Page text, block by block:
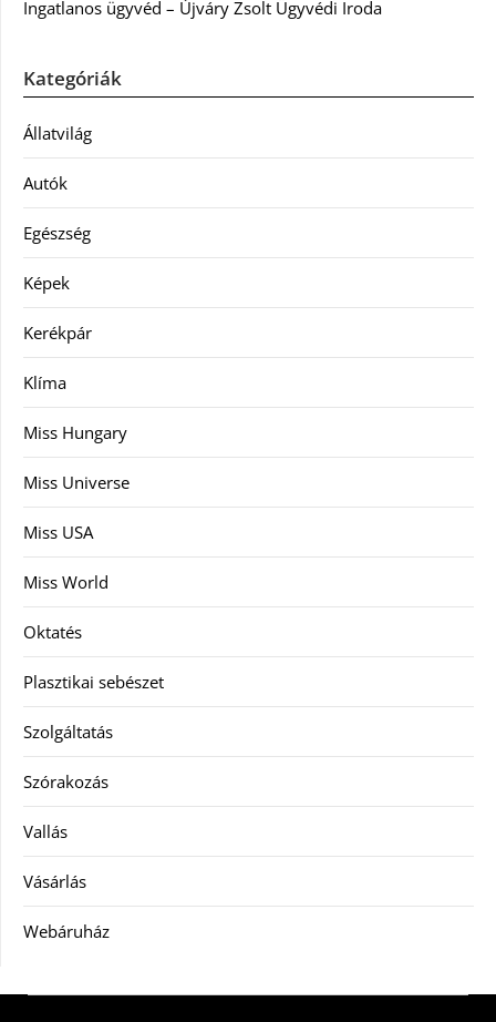
Ingatlanos ügyvéd – Újváry Zsolt Ügyvédi Iroda
Kategóriák
Állatvilág
Autók
Egészség
Képek
Kerékpár
Klíma
Miss Hungary
Miss Universe
Miss USA
Miss World
Oktatés
Plasztikai sebészet
Szolgáltatás
Szórakozás
Vallás
Vásárlás
Webáruház